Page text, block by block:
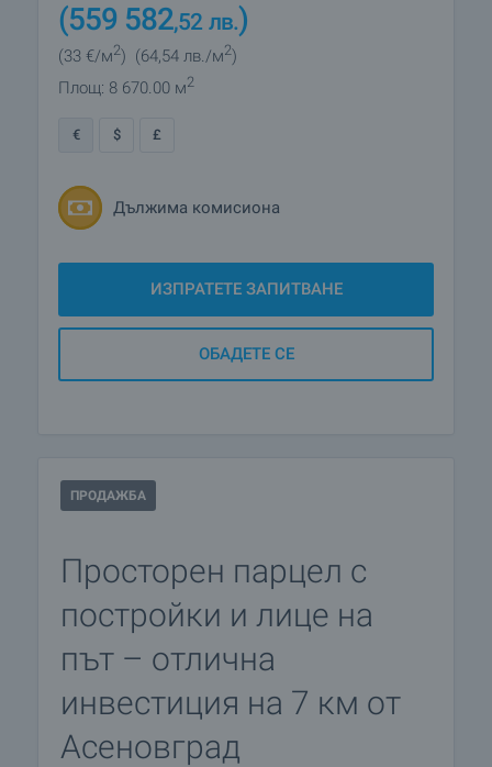
(559 582,52 лв.)
(33 €/м2) (64,54 лв./м2)
Площ: 8 670.00 м2
€ $ £
Дължима комисиона
ИЗПРАТЕТЕ ЗАПИТВАНЕ
ОБАДЕТЕ СЕ
ПРОДАЖБА
Просторен парцел с
постройки и лице на
път – отлична
инвестиция на 7 км от
Асеновград